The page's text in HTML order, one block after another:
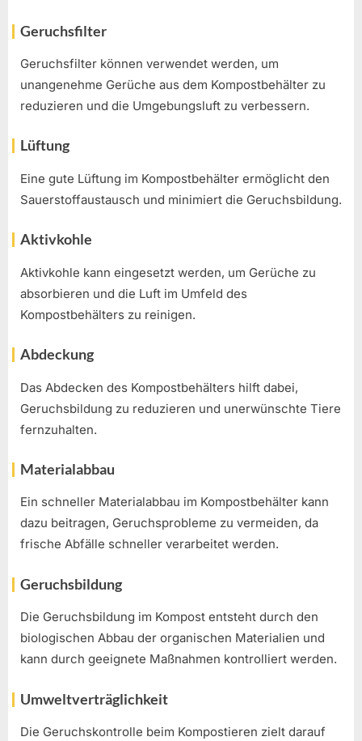
Geruchsfilter
Geruchsfilter können verwendet werden, um
unangenehme Gerüche aus dem Kompostbehälter zu
reduzieren und die Umgebungsluft zu verbessern.
Lüftung
Eine gute Lüftung im Kompostbehälter ermöglicht den
Sauerstoffaustausch und minimiert die Geruchsbildung.
Aktivkohle
Aktivkohle kann eingesetzt werden, um Gerüche zu
absorbieren und die Luft im Umfeld des
Kompostbehälters zu reinigen.
Abdeckung
Das Abdecken des Kompostbehälters hilft dabei,
Geruchsbildung zu reduzieren und unerwünschte Tiere
fernzuhalten.
Materialabbau
Ein schneller Materialabbau im Kompostbehälter kann
dazu beitragen, Geruchsprobleme zu vermeiden, da
frische Abfälle schneller verarbeitet werden.
Geruchsbildung
Die Geruchsbildung im Kompost entsteht durch den
biologischen Abbau der organischen Materialien und
kann durch geeignete Maßnahmen kontrolliert werden.
Umweltverträglichkeit
Die Geruchskontrolle beim Kompostieren zielt darauf